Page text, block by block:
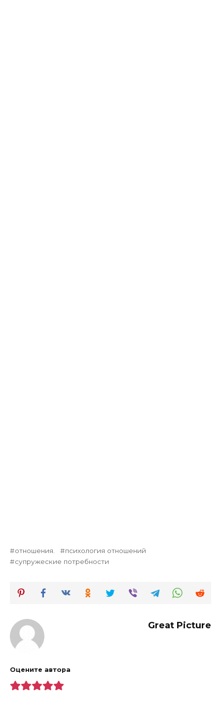
отношения.
психология отношений
супружеские потребности
Great Picture
Оцените автора